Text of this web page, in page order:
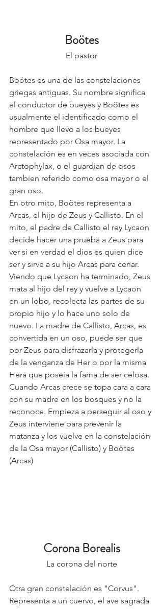
Boötes
El pastor
Boötes es una de las constelaciones
griegas antiguas. Su nombre significa
el conductor de bueyes y Boötes es
usualmente el identificado como el
hombre que llevo a los bueyes
representado por Osa mayor. La
constelación es en veces asociada con
Arctophylax, o el guardian de osos
tambien referido como osa mayor o el
gran oso.
En otro mito, Boötes representa a
Arcas, el hijo de Zeus y Callisto. En el
mito, el padre de Callisto el rey Lycaon
decide hacer una prueba a Zeus para
ver si en verdad el dios es quien dice
ser y sirve a su hijo Arcas para cenar.
Viendo que Lycaon ha terminado, Zeus
mata al hijo del rey y vuelve a Lycaon
en un lobo, recolecta las partes de su
propio hijo y lo hace uno solo de
nuevo. La madre de Callisto, Arcas, es
convertida en un oso, puede ser que
por Zeus para disfrazarla y protegerla
de la venganza de Her o por la misma
Hera que poseía la fama de ser celosa.
Cuando Arcas crece se topa cara a cara
con su madre en los bosques y no la
reconoce. Empieza a perseguir al oso y
Zeus interviene para prevenir la
matanza y los vuelve en la constelación
de la Osa mayor (Callisto) y Boötes
(Arcas)
Corona Borealis
La corona del norte
Otra gran constelación es "Corvus".
Representa a un cuervo, el ave sagrada